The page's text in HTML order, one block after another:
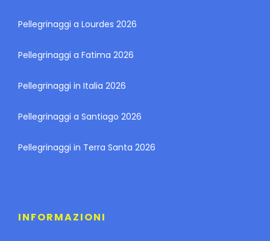
Pellegrinaggi a Lourdes 2026
Pellegrinaggi a Fatima 2026
Pellegrinaggi in Italia 2026
Pellegrinaggi a Santiago 2026
Pellegrinaggi in Terra Santa 2026
INFORMAZIONI